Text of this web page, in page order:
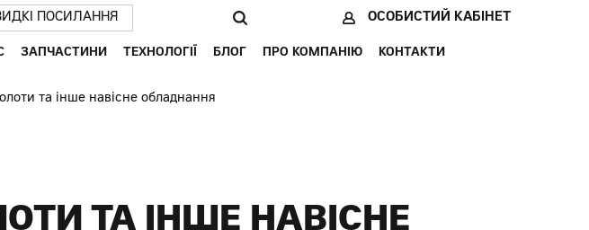
ЗАПЧАСТИНИ ТЕХНОЛОГІЇ БЛОГ ПРО КОМПАНІЮ КОНТАКТИ
ПОСИЛАННЯ ОСОБИСТИЙ КАБІНЕТ
та інше навісне обладнання
ТА ІНШЕ НАВІСНЕ